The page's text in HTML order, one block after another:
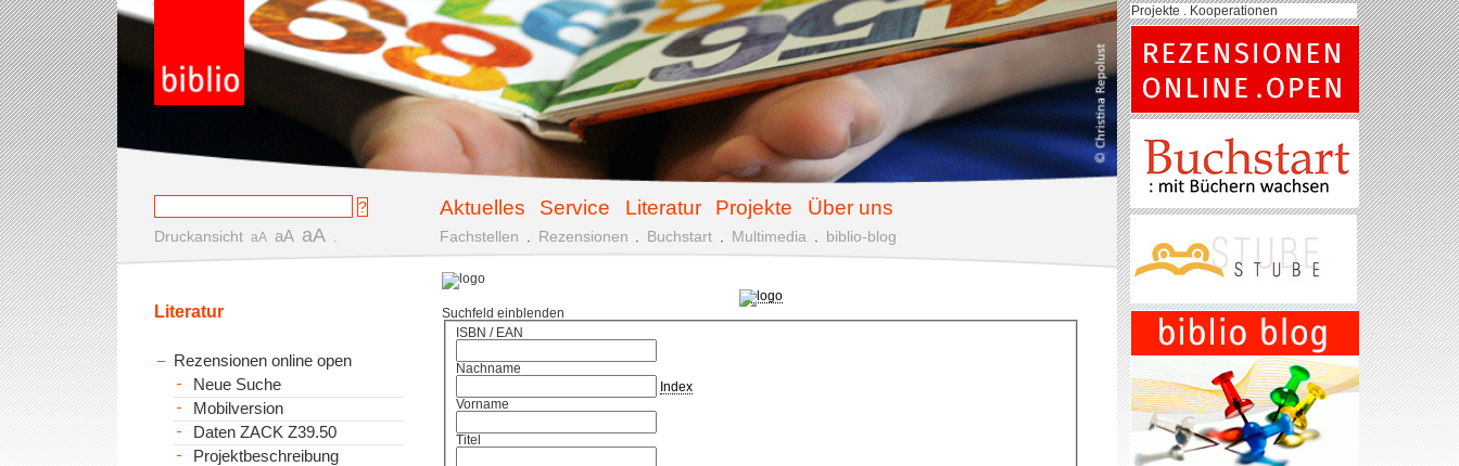
Aktuelles Service Literatur Projekte Über uns
Druckansicht aA aA aA Fachstellen Rezensionen Buchstart Multimedia biblio-blog
Suchfeld einblenden
ISBN / EAN
Nachname
Index
Vorname
Titel
Literatur
Rezensionen online open
Neue Suche
Mobilversion
Daten ZACK Z39.50
Projektbeschreibung
Projekte . Kooperationen